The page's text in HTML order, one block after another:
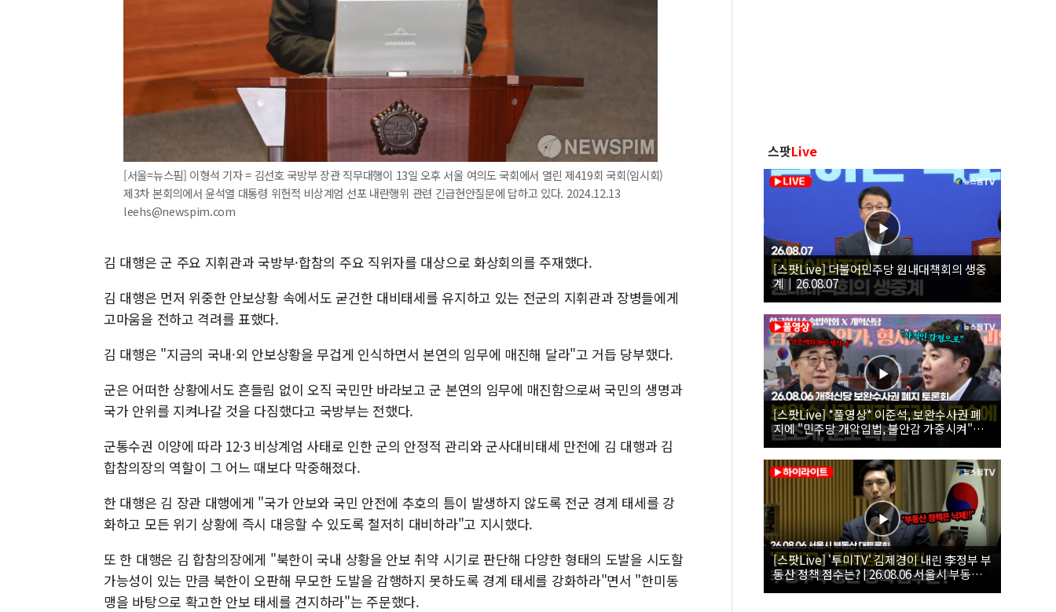
[서울=뉴스핌] 이형석 기자 = 김선호 국방부 장관 직무대행이 13일 오후 서울 여의도 국회에서 열린 제419회 국회(임시회)
제3차 본회의에서 윤석열 대통령 위헌적 비상계엄 선포 내란행위 관련 긴급현안질문에 답하고 있다. 2024.12.13
leehs@newspim.com
김 대행은 군 주요 지휘관과 국방부·합참의 주요 직위자를 대상으로 화상회의를 주재했다.
김 대행은 먼저 위중한 안보상황 속에서도 굳건한 대비태세를 유지하고 있는 전군의 지휘관과 장병들에게
고마움을 전하고 격려를 표했다.
김 대행은 "지금의 국내·외 안보상황을 무겁게 인식하면서 본연의 임무에 매진해 달라"고 거듭 당부했다.
군은 어떠한 상황에서도 흔들림 없이 오직 국민만 바라보고 군 본연의 임무에 매진함으로써 국민의 생명과
국가 안위를 지켜나갈 것을 다짐했다고 국방부는 전했다.
군통수권 이양에 따라 12·3 비상계엄 사태로 인한 군의 안정적 관리와 군사대비태세 만전에 김 대행과 김
합참의장의 역할이 그 어느 때보다 막중해졌다.
한 대행은 김 장관 대행에게 "국가 안보와 국민 안전에 추호의 틈이 발생하지 않도록 전군 경계 태세를 강
화하고 모든 위기 상황에 즉시 대응할 수 있도록 철저히 대비하라"고 지시했다.
또 한 대행은 김 합참의장에게 "북한이 국내 상황을 안보 취약 시기로 판단해 다양한 형태의 도발을 시도할
가능성이 있는 만큼 북한이 오판해 무모한 도발을 감행하지 못하도록 경계 태세를 강화하라"면서 "한미동
맹을 바탕으로 확고한 안보 태세를 견지하라"는 주문했다.
스팟Live
[스팟Live] 더불어민주당 원내대책회의 생중
계｜26.08.07
[스팟Live] *풀영상* 이준석, 보완수사권 폐
지에 "민주당 개악입법, 불안감 가중시켜"｜
26.08.06 개혁신당 보완수사권 폐지 토론회
[스팟Live] '투미TV' 김제경이 내린 李정부 부
동산 정책 점수는? | 26.08.06 서울시 부동산
대토론회